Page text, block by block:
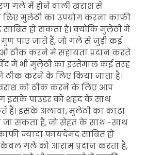
गले में होने वाली खराश से
मुलेठी का उपयोग करना काफी
हो सकता है। क्योंकि मुलेठी में
पाए जाते हैं, जो गले से जुड़ी कई
ठीक करने में सहायता प्रदान करते
में भी मुलेठी का इस्तेमाल कई तरह
करने के लिए किया जाता है।
को ठीक करने के लिए आप
इसके पाउडर को शहद के साथ
हैं। इसके अलावा, मुलेठी का काढ़ा
जा सकता है, जो सेहत के साथ -साथ
ज्यादा फायदेमंद साबित हो
केवल गले को आरामप्रदान करता है,